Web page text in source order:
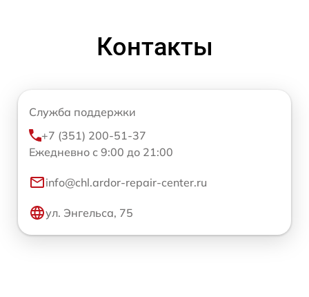
Контакты
Служба поддержки
+7 (351) 200-51-37
Ежедневно с 9:00 до 21:00
info@chl.ardor-repair-center.ru
ул. Энгельса, 75